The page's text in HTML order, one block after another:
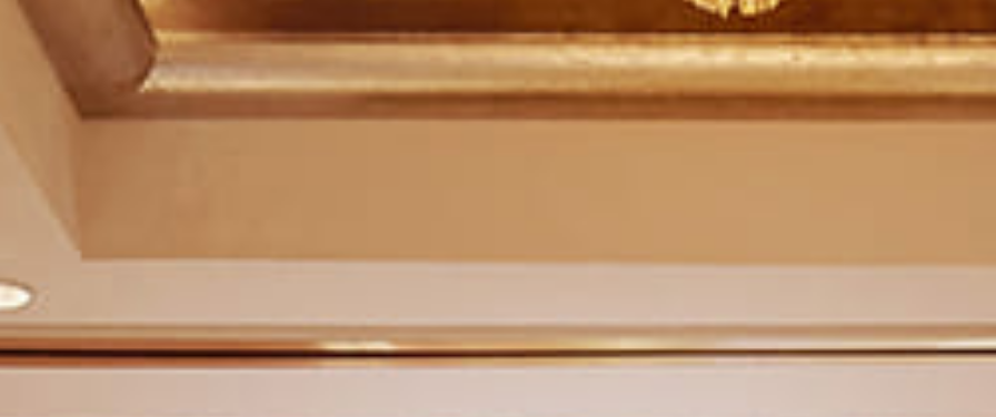
泛太平洋酒店的探索之旅